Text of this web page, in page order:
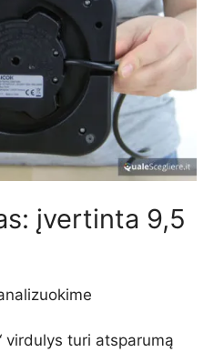
įvertinta 9,5
virdulys turi atsparumą